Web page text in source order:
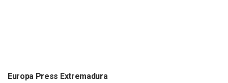
Europa Press Extremadura